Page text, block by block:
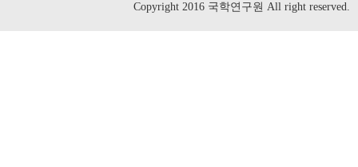
Copyright 2016 국학연구원 All right reserved.